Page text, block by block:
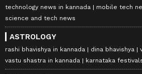
technology news in kannada
mobile tech
science and tech news
ASTROLOGY
rashi bhavishya in kannada dina bhavishya
vastu shastra in kannada
karnataka